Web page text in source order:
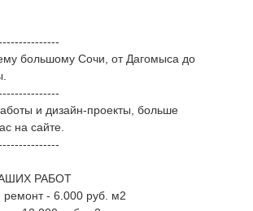
большому Сочи, от Дагомыса до
и дизайн-проекты, больше
на сайте.
РАБОТ
ремонт - 6.000 руб. м2